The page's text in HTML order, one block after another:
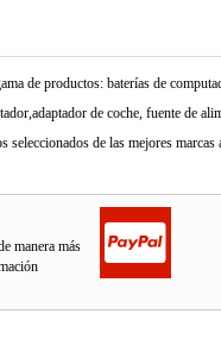
de productos: baterías de
de coche, fuente de
seleccionados de las mejores
manera más